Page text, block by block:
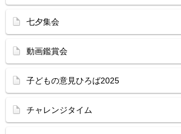
七夕集会
動画鑑賞会
子どもの意見ひろば2025
チャレンジタイム